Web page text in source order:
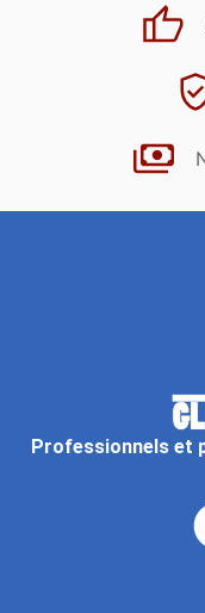
Professionnels et